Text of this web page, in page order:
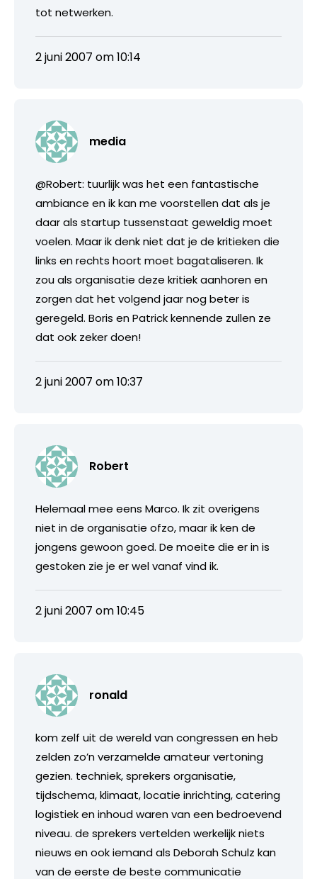
tot netwerken.
2 juni 2007 om 10:14
media
@Robert: tuurlijk was het een fantastische
ambiance en ik kan me voorstellen dat als je
daar als startup tussenstaat geweldig moet
voelen. Maar ik denk niet dat je de kritieken die
links en rechts hoort moet bagataliseren. Ik
zou als organisatie deze kritiek aanhoren en
zorgen dat het volgend jaar nog beter is
geregeld. Boris en Patrick kennende zullen ze
dat ook zeker doen!
2 juni 2007 om 10:37
Robert
Helemaal mee eens Marco. Ik zit overigens
niet in de organisatie ofzo, maar ik ken de
jongens gewoon goed. De moeite die er in is
gestoken zie je er wel vanaf vind ik.
2 juni 2007 om 10:45
ronald
kom zelf uit de wereld van congressen en heb
zelden zo’n verzamelde amateur vertoning
gezien. techniek, sprekers organisatie,
tijdschema, klimaat, locatie inrichting, catering
logistiek en inhoud waren van een bedroevend
niveau. de sprekers vertelden werkelijk niets
nieuws en ook iemand als Deborah Schulz kan
van de eerste de beste communicatie